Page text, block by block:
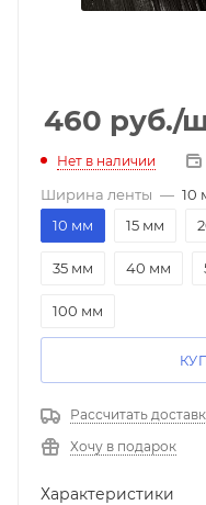
460 руб./
Нет в наличии
Ширина ленты — 10
10 мм
15 мм
35 мм 40 мм
100 мм
Рассчитать
Хочу в подарок
Характеристики